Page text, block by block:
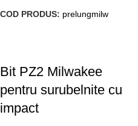
COD PRODUS: prelungmilw
Bit PZ2 Milwakee
pentru surubelnite cu
impact